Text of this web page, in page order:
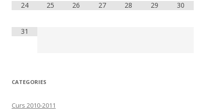
24 25 26 27 28 29 30
31
CATEGORIES
Curs 2010-2011